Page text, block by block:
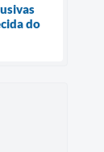
do